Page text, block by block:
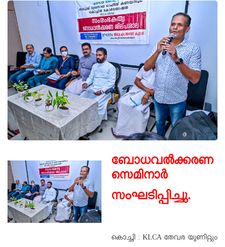
ബോധവൽക്കരണ
സെമിനാർ
സംഘടിപ്പിച്ചു.
കൊച്ചി : KLCA തേവര യൂണിറ്റും